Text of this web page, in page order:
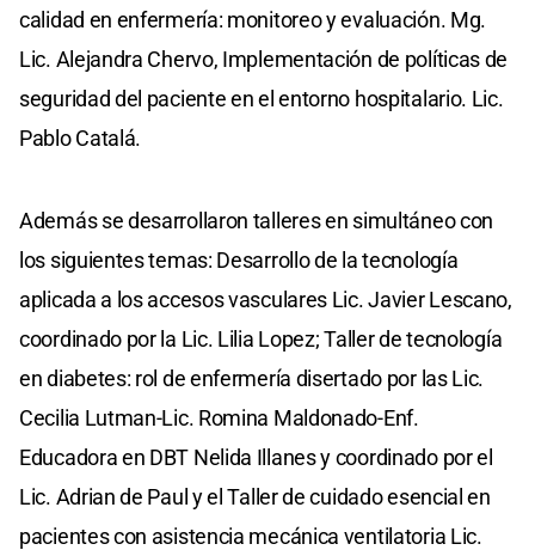
calidad en enfermería: monitoreo y evaluación. Mg.
Lic. Alejandra Chervo, Implementación de políticas de
seguridad del paciente en el entorno hospitalario. Lic.
Pablo Catalá.
Además se desarrollaron talleres en simultáneo con
los siguientes temas: Desarrollo de la tecnología
aplicada a los accesos vasculares Lic. Javier Lescano,
coordinado por la Lic. Lilia Lopez; Taller de tecnología
en diabetes: rol de enfermería disertado por las Lic.
Cecilia Lutman-Lic. Romina Maldonado-Enf.
Educadora en DBT Nelida Illanes y coordinado por el
Lic. Adrian de Paul y el Taller de cuidado esencial en
pacientes con asistencia mecánica ventilatoria Lic.